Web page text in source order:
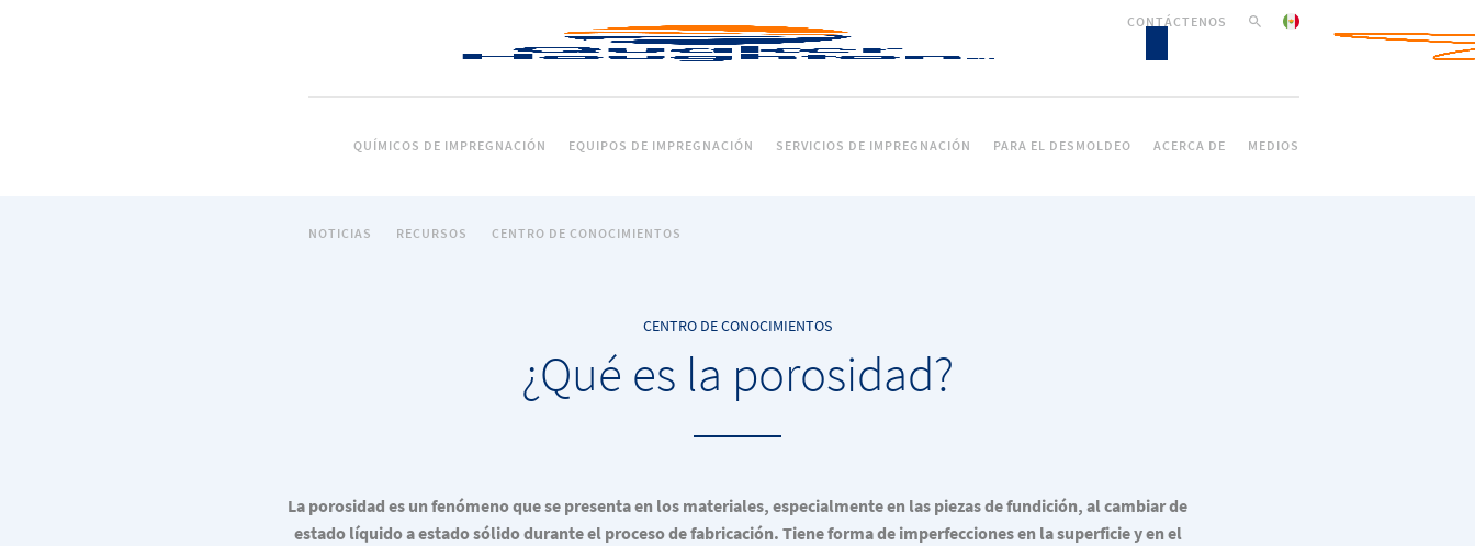
QUÍMICOS DE IMPREGNACIÓN EQUIPOS DE IMPREGNACIÓN SERVICIOS DE IMPREGNACIÓN PARA EL DESMOLDEO ACERCA DE MEDIOS
CONTÁCTENOS
NOTICIAS RECURSOS CENTRO DE CONOCIMIENTOS
CENTRO DE CONOCIMIENTOS
¿Qué es la porosidad?
La porosidad es un fenómeno que se presenta en los materiales, especialmente en las piezas de fundición, al cambiar de
estado líquido a estado sólido durante el proceso de fabricación. Tiene forma de imperfecciones en la superficie y en el